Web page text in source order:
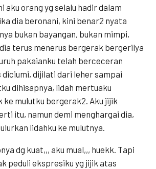
aku orang yg selalu hadir dalam
dia beronani, kini benar2 nyata
bukan bayangan, bukan mimpi,
terus menerus bergerak bergerilya
pakaianku telah berceceran
dijilati dari leher sampai
dihisapnya, lidah mertuaku
ke mulutku bergerak2. Aku jijik
itu, namun demi menghargai dia,
lidahku ke mulutnya.
dg kuat,,, aku mual,,, huekk. Tapi
peduli ekspresiku yg jijik atas